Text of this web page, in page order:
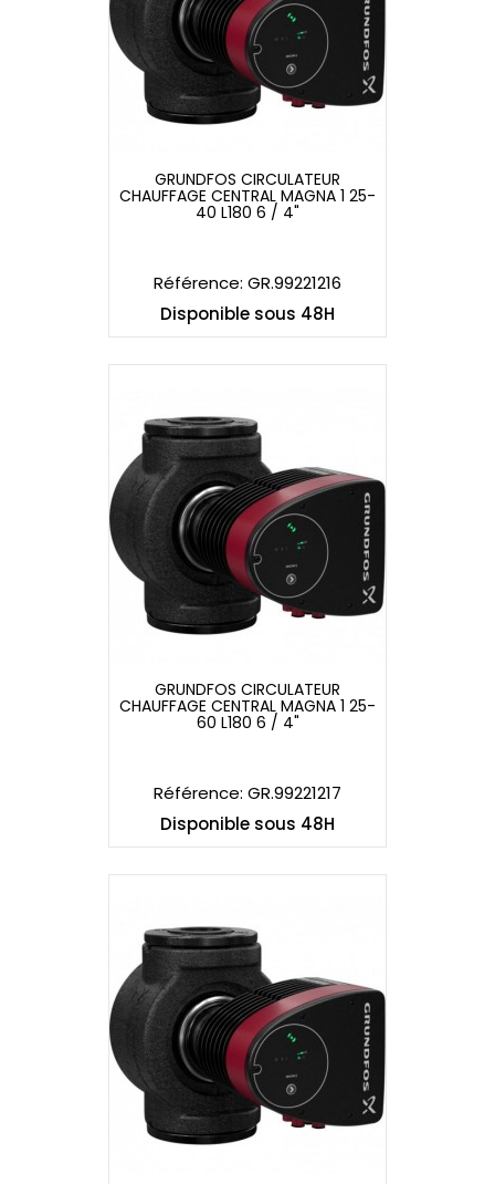
GRUNDFOS CIRCULATEUR
GRUNDFOS CIRCULATEUR
CHAUFFAGE CENTRAL MAGNA 1 25-
40 L180 6 / 4"
Référence: GR.99221216
Disponible sous 48H
GRUNDFOS CIRCULATEUR
GRUNDFOS CIRCULATEUR
CHAUFFAGE CENTRAL MAGNA 1 25-
60 L180 6 / 4"
Référence: GR.99221217
Disponible sous 48H